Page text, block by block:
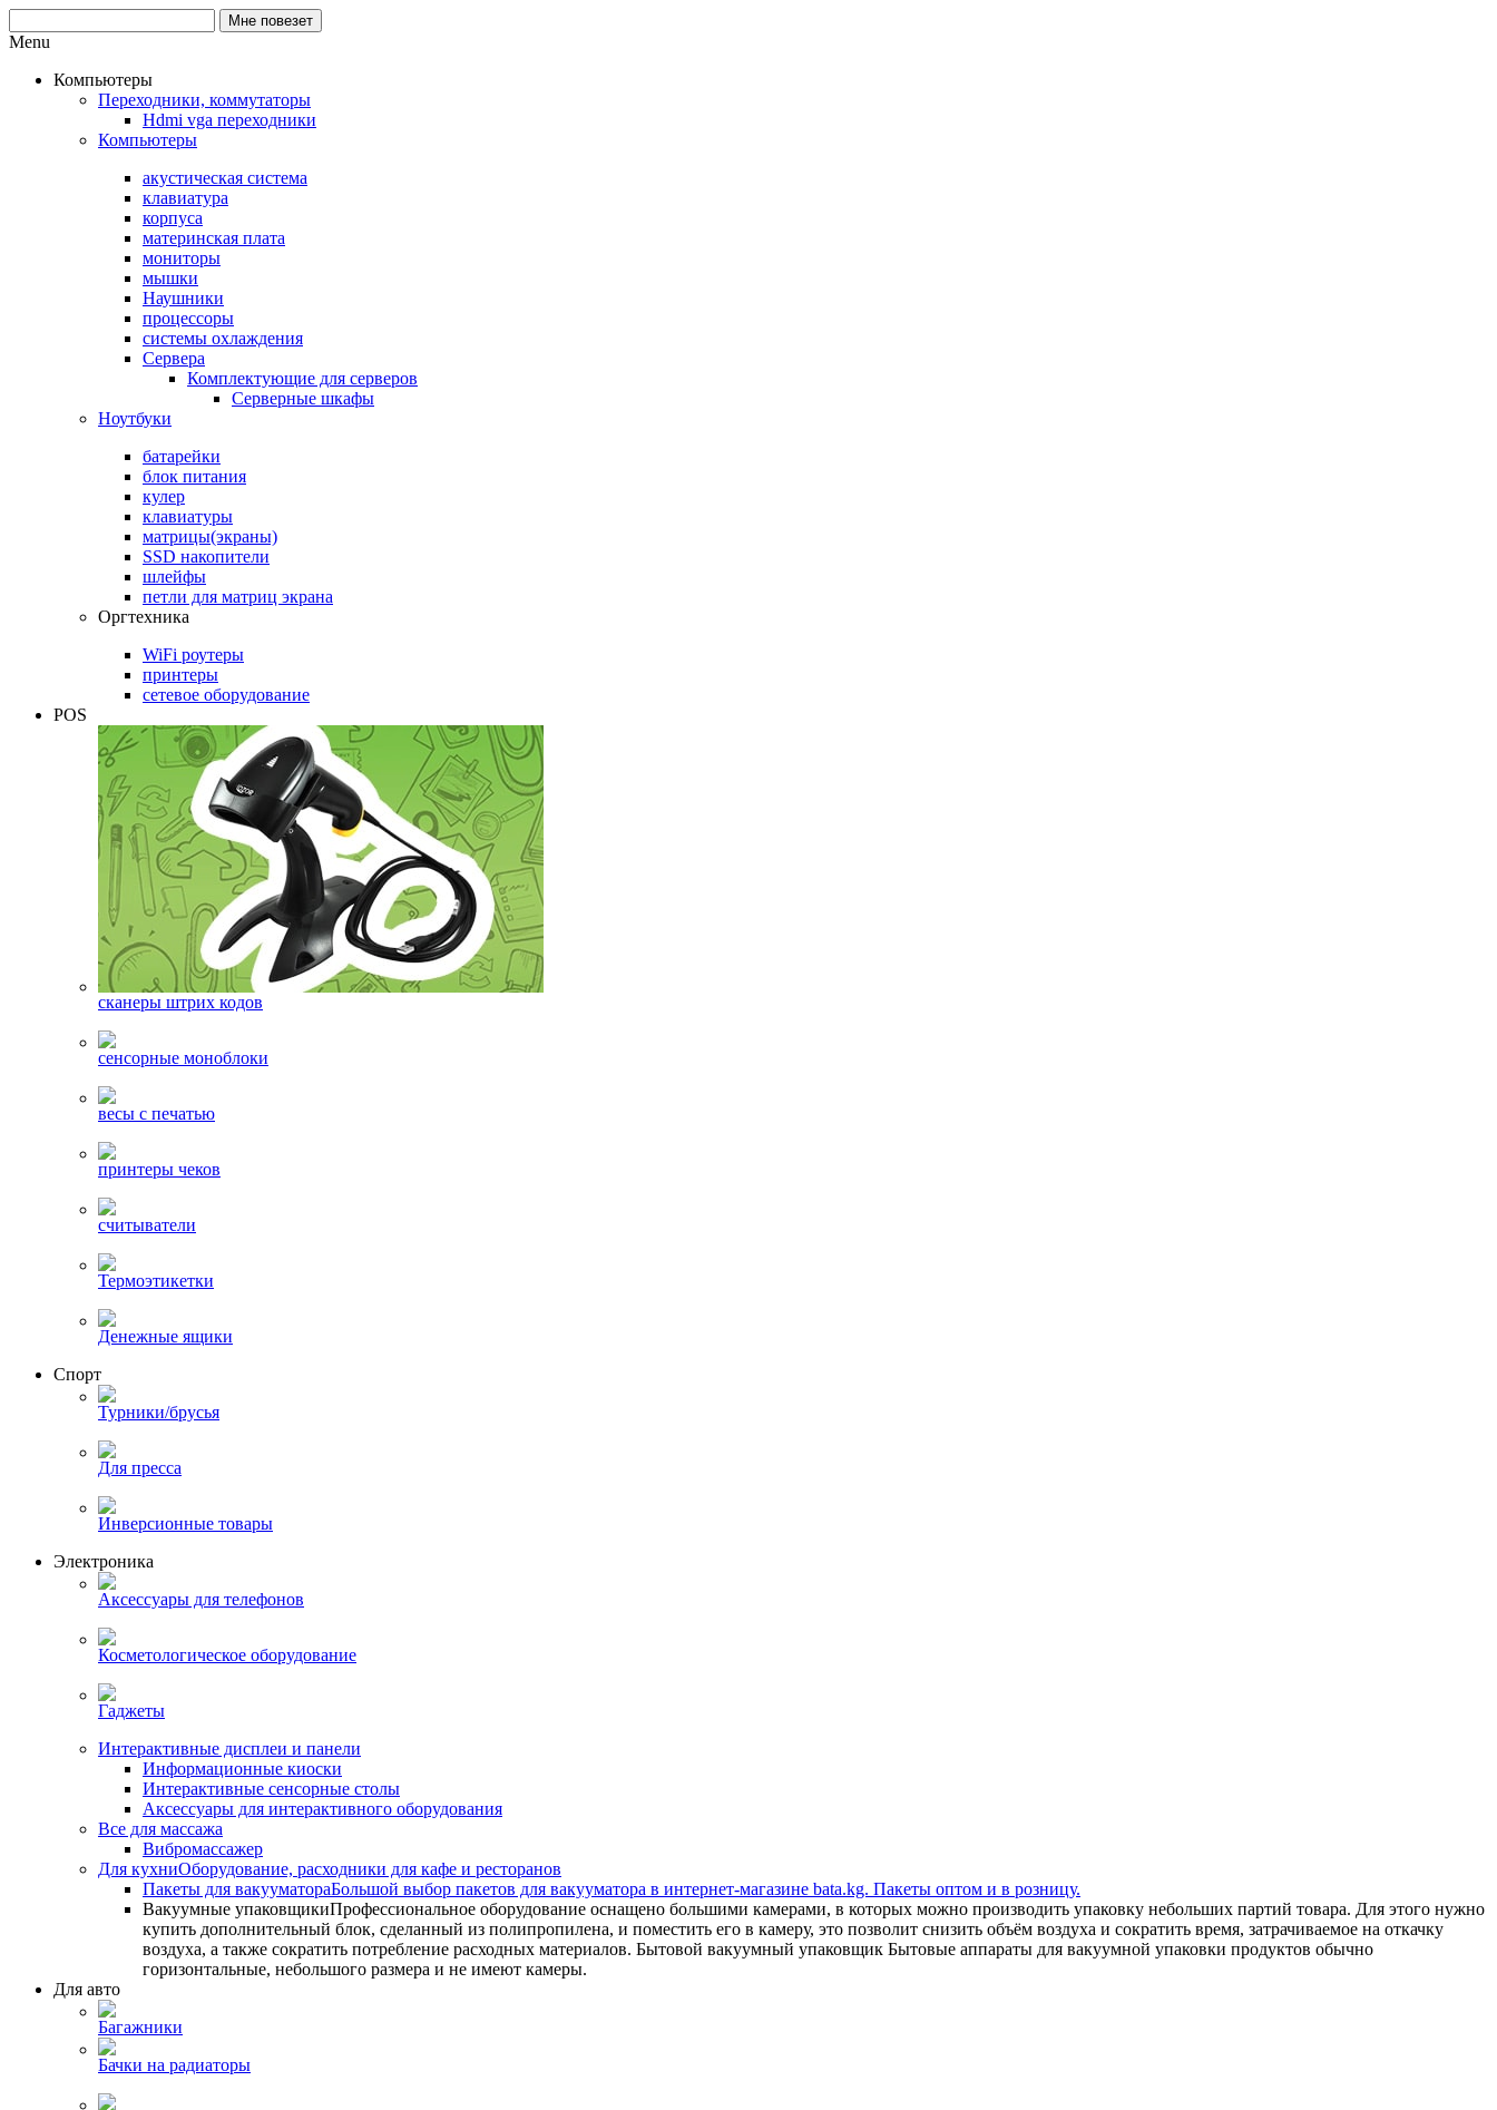
Menu
Компьютеры
Переходники, коммутаторы
Hdmi vga переходники
Компьютеры
акустическая система
клавиатура
корпуса
материнская плата
мониторы
мышки
Наушники
процессоры
системы охлаждения
Сервера
Комплектующие для серверов
Серверные шкафы
Ноутбуки
батарейки
блок питания
кулер
клавиатуры
матрицы(экраны)
SSD накопители
шлейфы
петли для матриц экрана
Оргтехника
WiFi роутеры
принтеры
сетевое оборудование
POS
сканеры штрих кодов
сенсорные моноблоки
весы с печатью
принтеры чеков
считыватели
Термоэтикетки
Денежные ящики
Спорт
Турники/брусья
Для пресса
Инверсионные товары
Электроника
Аксессуары для телефонов
Косметологическое оборудование
Гаджеты
Интерактивные дисплеи и панели
Информационные киоски
Интерактивные сенсорные столы
Аксессуары для интерактивного оборудования
Все для массажа
Вибромассажер
Для кухниОборудование, расходники для кафе и ресторанов
Пакеты для вакууматораБольшой выбор пакетов для вакууматора в интернет-магазине bata.kg. Пакеты оптом и в розницу.
Вакуумные упаковщикиПрофессиональное оборудование оснащено большими камерами, в которых можно производить упаковку небольших партий товара. Для этого нужно
купить дополнительный блок, сделанный из полипропилена, и поместить его в камеру, это позволит снизить объём воздуха и сократить время, затрачиваемое на откачку
воздуха, а также сократить потребление расходных материалов. Бытовой вакуумный упаковщик Бытовые аппараты для вакуумной упаковки продуктов обычно
горизонтальные, небольшого размера и не имеют камеры.
Для авто
Багажники
Бачки на радиаторы